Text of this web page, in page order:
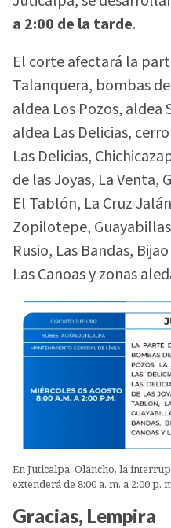
a 2:00 de la tarde.
El corte afectará la
Talanquera, bombas
aldea Los Pozos, aldea
aldea Las Delicias,
Las Delicias,
de las Joyas, La Venta,
El Tablón, La Cruz
Zopilotepe,
Rusio, Las Bandas,
Las Canoas y zonas
En Juticalpa, Olancho, la
extenderá de 8:00 a. m. a 2:00 p.
Gracias, Lempira